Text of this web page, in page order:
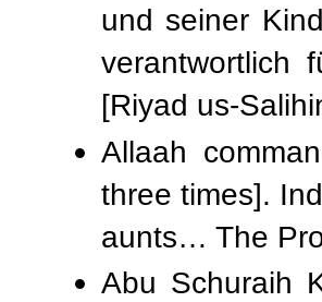
und seiner
verantwortlich
[Riyad us-
Allaah
three times].
aunts… The
Abu Schuraih